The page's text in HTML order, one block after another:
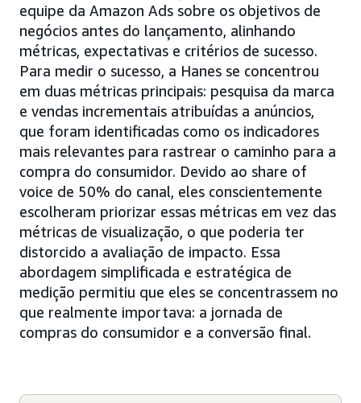
equipe da Amazon Ads sobre os objetivos de
negócios antes do lançamento, alinhando
métricas, expectativas e critérios de sucesso.
Para medir o sucesso, a Hanes se concentrou
em duas métricas principais: pesquisa da marca
e vendas incrementais atribuídas a anúncios,
que foram identificadas como os indicadores
mais relevantes para rastrear o caminho para a
compra do consumidor. Devido ao share of
voice de 50% do canal, eles conscientemente
escolheram priorizar essas métricas em vez das
métricas de visualização, o que poderia ter
distorcido a avaliação de impacto. Essa
abordagem simplificada e estratégica de
medição permitiu que eles se concentrassem no
que realmente importava: a jornada de
compras do consumidor e a conversão final.